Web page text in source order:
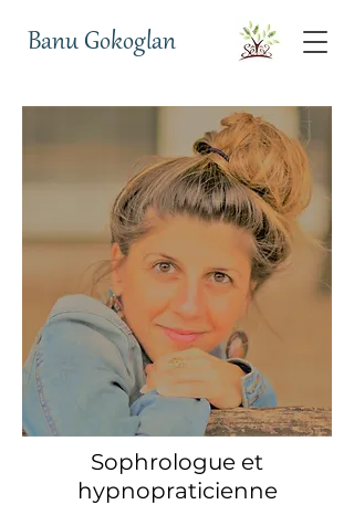
Banu Gokoglan
Sophrologue et
hypnopraticienne